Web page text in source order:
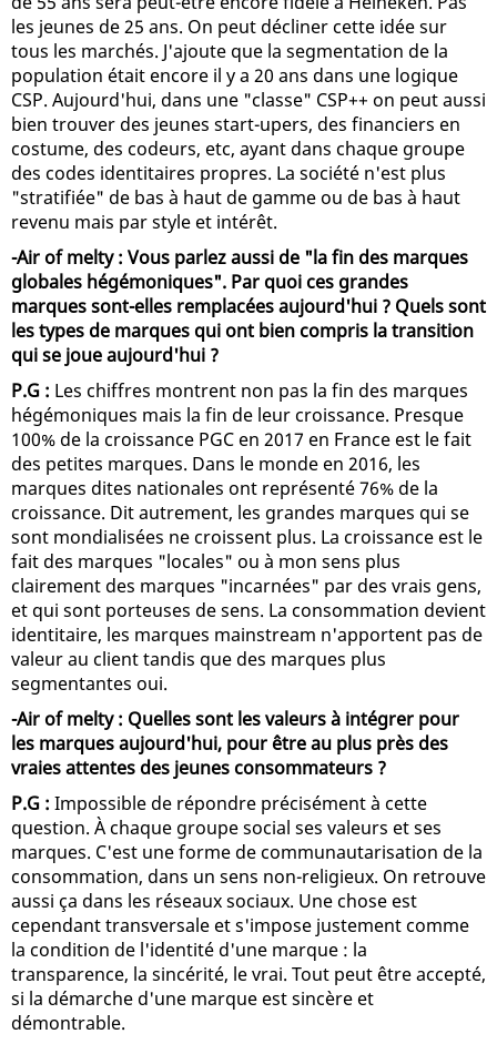
les jeunes de 25 ans. On peut décliner cette idée sur
tous les marchés. J'ajoute que la segmentation de la
population était encore il y a 20 ans dans une logique
CSP. Aujourd'hui, dans une "classe" CSP++ on peut aussi
bien trouver des jeunes start-upers, des financiers en
costume, des codeurs, etc, ayant dans chaque groupe
des codes identitaires propres. La société n'est plus
"stratifiée" de bas à haut de gamme ou de bas à haut
revenu mais par style et intérêt.
-Air of melty : Vous parlez aussi de "la fin des marques
globales hégémoniques". Par quoi ces grandes
marques sont-elles remplacées aujourd'hui ? Quels sont
les types de marques qui ont bien compris la transition
qui se joue aujourd'hui ?
P.G : Les chiffres montrent non pas la fin des marques
hégémoniques mais la fin de leur croissance. Presque
100% de la croissance PGC en 2017 en France est le fait
des petites marques. Dans le monde en 2016, les
marques dites nationales ont représenté 76% de la
croissance. Dit autrement, les grandes marques qui se
sont mondialisées ne croissent plus. La croissance est le
fait des marques "locales" ou à mon sens plus
clairement des marques "incarnées" par des vrais gens,
et qui sont porteuses de sens. La consommation devient
identitaire, les marques mainstream n'apportent pas de
valeur au client tandis que des marques plus
segmentantes oui.
-Air of melty : Quelles sont les valeurs à intégrer pour
les marques aujourd'hui, pour être au plus près des
vraies attentes des jeunes consommateurs ?
P.G : Impossible de répondre précisément à cette
question. À chaque groupe social ses valeurs et ses
marques. C'est une forme de communautarisation de la
consommation, dans un sens non-religieux. On retrouve
aussi ça dans les réseaux sociaux. Une chose est
cependant transversale et s'impose justement comme
la condition de l'identité d'une marque : la
transparence, la sincérité, le vrai. Tout peut être accepté,
si la démarche d'une marque est sincère et
démontrable.